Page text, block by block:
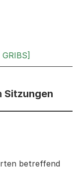
Sitzungen
Informationen
betreffend